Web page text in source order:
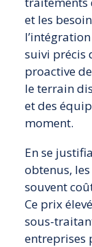
et les
suivi précis
proactive
le terrain
et des
moment.
En se
obtenus,
souvent
Ce prix
sous-
entreprises